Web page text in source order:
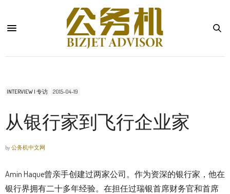
INTERVIEW | 专访 2015-04-19
从银行家到飞行企业家
by公务机中文网
Amin Haque曾亲手创建过两家公司。作为资深的银行家，他在
银行界拥有二十多年经验。在担任过瑞银首席财务官和首席